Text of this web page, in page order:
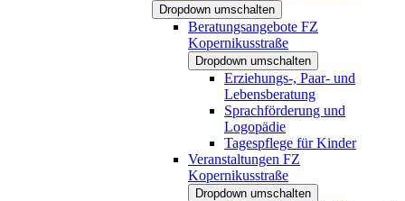
Dropdown umschalten
Beratungsangebote FZ
Kopernikusstraße
Dropdown umschalten
Erziehungs-, Paar- und
Lebensberatung
Sprachförderung und
Logopädie
Tagespflege für Kinder
Veranstaltungen FZ
Kopernikusstraße
Dropdown umschalten